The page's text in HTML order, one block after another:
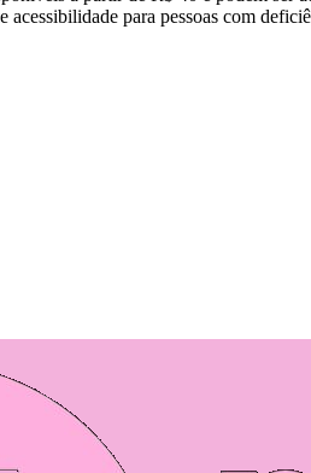
acessibilidade para pessoas com